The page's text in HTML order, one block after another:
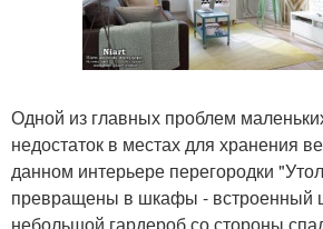
Одной из главных проблем
недостаток в местах для хранения
данном интерьере перегородки
превращены в шкафы - встроенный
небольшой гардероб со стороны